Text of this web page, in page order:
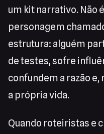
um kit narrativo. Não
personagem
estrutura: alguém
de testes, sofre
confundem a razão
a própria vida.
Quando roteiristas e